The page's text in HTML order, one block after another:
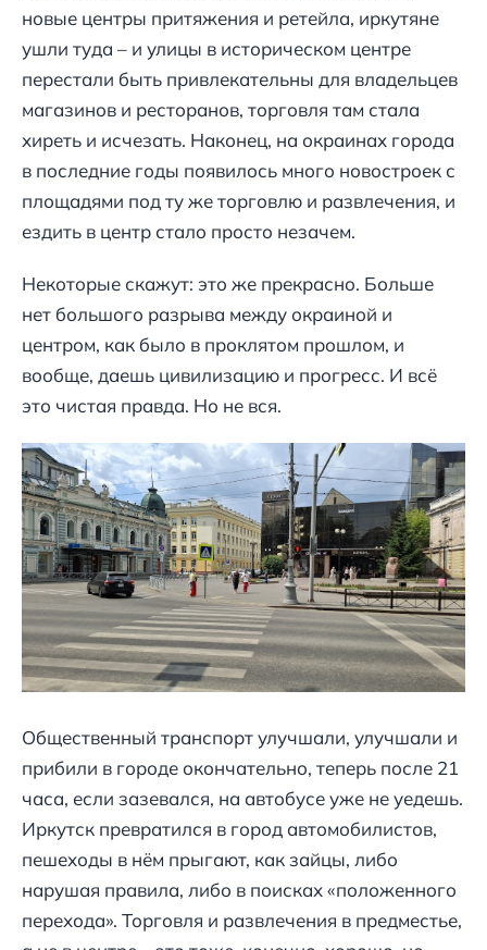
новые центры притяжения и ретейла, иркутяне
ушли туда – и улицы в историческом центре
перестали быть привлекательны для владельцев
магазинов и ресторанов, торговля там стала
хиреть и исчезать. Наконец, на окраинах города
в последние годы появилось много новостроек с
площадями под ту же торговлю и развлечения, и
ездить в центр стало просто незачем.
Некоторые скажут: это же прекрасно. Больше
нет большого разрыва между окраиной и
центром, как было в проклятом прошлом, и
вообще, даешь цивилизацию и прогресс. И всё
это чистая правда. Но не вся.
Общественный транспорт улучшали, улучшали и
прибили в городе окончательно, теперь после 21
часа, если зазевался, на автобусе уже не уедешь.
Иркутск превратился в город автомобилистов,
пешеходы в нём прыгают, как зайцы, либо
нарушая правила, либо в поисках «положенного
перехода». Торговля и развлечения в предместье,